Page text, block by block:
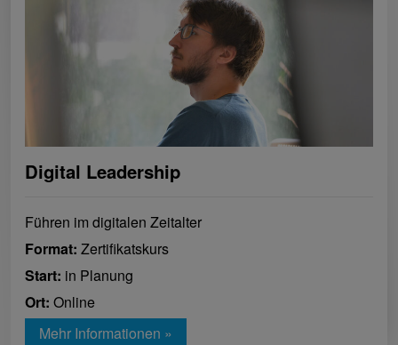
Digital Leadership
Führen im digitalen Zeitalter
Format: Zertifikatskurs
Start: in Planung
Ort: Online
Mehr Informationen »